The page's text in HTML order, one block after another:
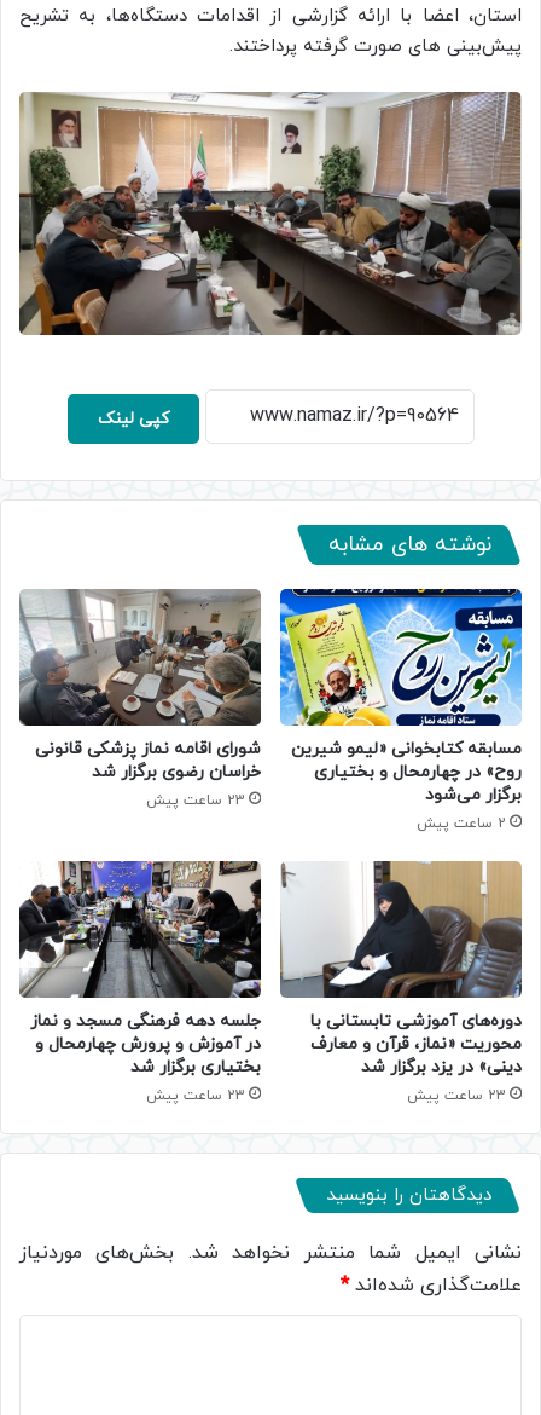
استان، اعضا با ارائه گزارشی از اقدامات دستگاه‌ها، به تشریح
پیش‌بینی های صورت گرفته پرداختند.
کپی لینک
نوشته های مشابه
مسابقه کتابخوانی «لیمو شیرین
روح» در چهارمحال و بختیاری
برگزار می‌شود
2 ساعت پیش
شورای اقامه نماز پزشکی قانونی
خراسان رضوی برگزار شد
23 ساعت پیش
دوره‌های آموزشی تابستانی با
محوریت «نماز، قرآن و معارف
دینی» در یزد برگزار شد
23 ساعت پیش
جلسه دهه فرهنگی مسجد و نماز
در آموزش و پرورش چهارمحال و
بختیاری برگزار شد
23 ساعت پیش
دیدگاهتان را بنویسید
نشانی ایمیل شما منتشر نخواهد شد. بخش‌های موردنیاز
علامت‌گذاری شده‌اند*